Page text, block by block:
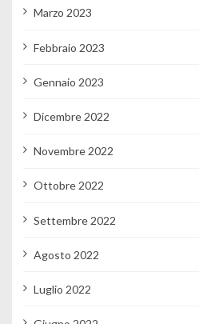
Marzo 2023
Febbraio 2023
Gennaio 2023
Dicembre 2022
Novembre 2022
Ottobre 2022
Settembre 2022
Agosto 2022
Luglio 2022